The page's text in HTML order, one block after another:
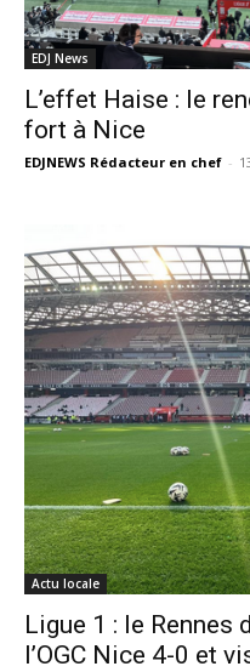
EDJ News
L’effet Haise : le
fort à Nice
EDJNEWS Rédacteur en chef -
Actu locale
Ligue 1 : le Rennes
l’OGC Nice 4-0 et